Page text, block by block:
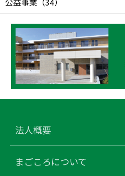
法人概要
まごころについて